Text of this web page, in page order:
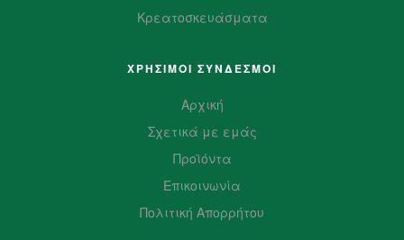
Κρεατοσκευάσματα
ΧΡΗΣΙΜΟΙ ΣΥΝΔΕΣΜΟΙ
Αρχική
Σχετικά με εμάς
Προϊόντα
Επικοινωνία
Πολιτική Απορρήτου